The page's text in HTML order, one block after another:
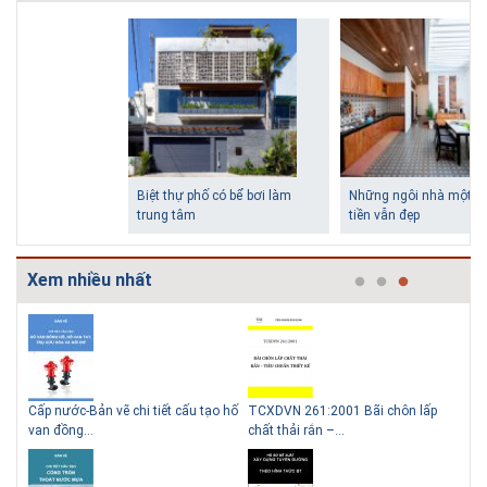
Biệt thự phố có bể bơi làm
Những ngôi nhà một tầng ít
Lý do nên sử dụng gạch block
để xây nhà
Thiết kế nhà siêu nhỏ độc đáo
Xem nhiều nhất
Cấp nước-Bản vẽ chi tiết cấu tạo hố
van đồng...
TCXDVN 261:2001 Bãi chôn lấp
chất thải rắn –...